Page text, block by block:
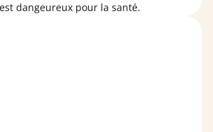
dangeureux pour la santé.